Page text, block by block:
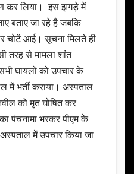
कर लिया। इस झगड़े में
बताए जा रहे है जबकि
चोटें आई। सूचना मिलते ही
तरह से मामला शांत
घायलों को उपचार के
में भर्ती कराया। अस्पताल
को मृत घोषित कर
पंचनामा भरकर पीएम के
में उपचार किया जा